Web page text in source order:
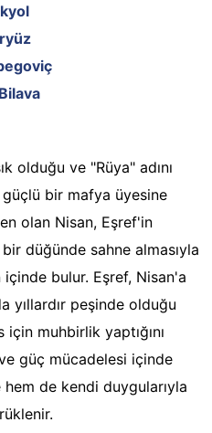
olduğu ve "Rüya" adını
güçlü bir mafya üyesine
olan Nisan, Eşref'in
düğünde sahne almasıyla
bulur. Eşref, Nisan'a
yıllardır peşinde olduğu
muhbirlik yaptığını
güç mücadelesi içinde
hem de kendi duygularıyla